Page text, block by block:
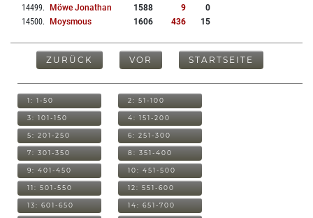
14499. Möwe Jonathan 1588 9
0
14500. Moysmous 1606 436 15
ZURÜCK VOR STARTSEITE
1: 1-50 2: 51-100
3: 101-150 4: 151-200
5: 201-250 6: 251-300
7: 301-350 8: 351-400
9: 401-450 10: 451-500
11: 501-550 12: 551-600
13: 601-650 14: 651-700